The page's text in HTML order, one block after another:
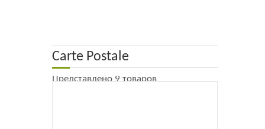
Каталог Издательства
Carte Postale
Представлено 9 товаров